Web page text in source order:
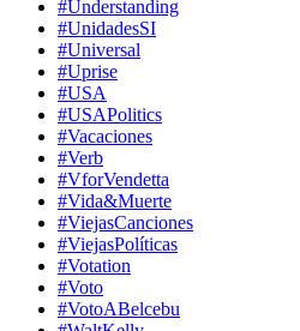
#Understanding
#UnidadesSI
#Universal
#Uprise
#USA
#USAPolitics
#Vacaciones
#Verb
#VforVendetta
#Vida&Muerte
#ViejasCanciones
#ViejasPolíticas
#Votation
#Voto
#VotoABelcebu